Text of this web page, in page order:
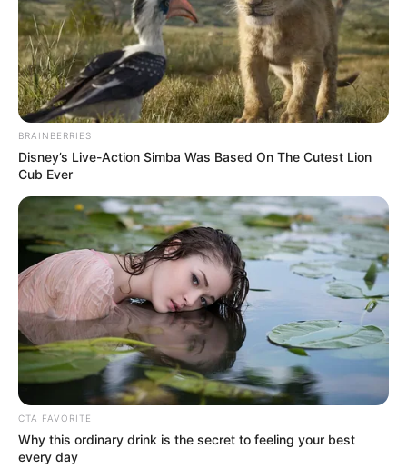
BRAINBERRIES
Disney’s Live-Action Simba Was Based On The Cutest Lion
Cub Ever
CTA FAVORITE
Why this ordinary drink is the secret to feeling your best
every day